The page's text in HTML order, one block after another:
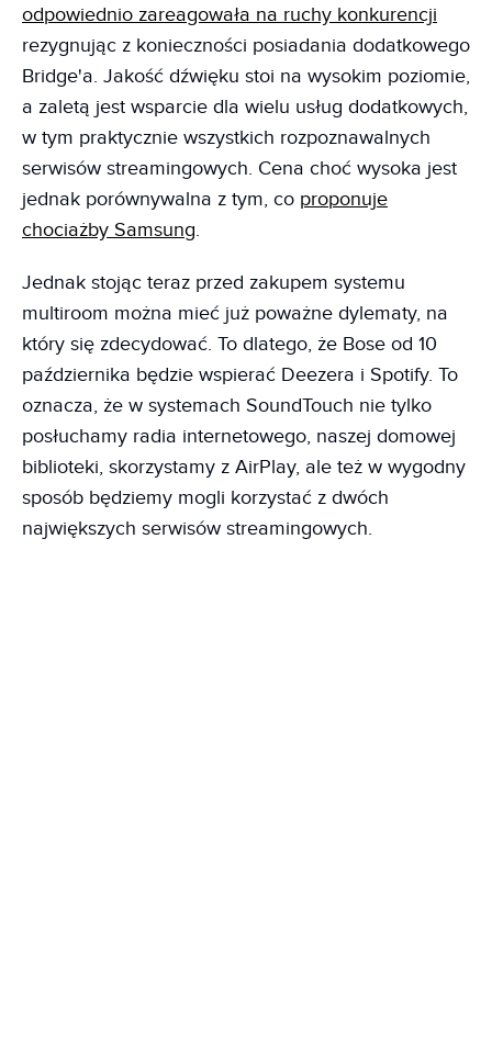
odpowiednio zareagowała na ruchy konkurencji
rezygnując z konieczności posiadania dodatkowego
Bridge'a. Jakość dźwięku stoi na wysokim poziomie,
a zaletą jest wsparcie dla wielu usług dodatkowych,
w tym praktycznie wszystkich rozpoznawalnych
serwisów streamingowych. Cena choć wysoka jest
jednak porównywalna z tym, co proponuje
chociażby Samsung.
Jednak stojąc teraz przed zakupem systemu
multiroom można mieć już poważne dylematy, na
który się zdecydować. To dlatego, że Bose od 10
października będzie wspierać Deezera i Spotify. To
oznacza, że w systemach SoundTouch nie tylko
posłuchamy radia internetowego, naszej domowej
biblioteki, skorzystamy z AirPlay, ale też w wygodny
sposób będziemy mogli korzystać z dwóch
największych serwisów streamingowych.